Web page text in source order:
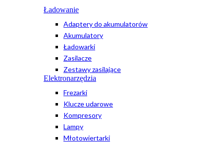
Ładowanie
Adaptery do akumulatorów
Akumulatory
Ładowarki
Zasilacze
Zestawy zasilające
Elektronarzędzia
Frezarki
Klucze udarowe
Kompresory
Lampy
Młotowiertarki